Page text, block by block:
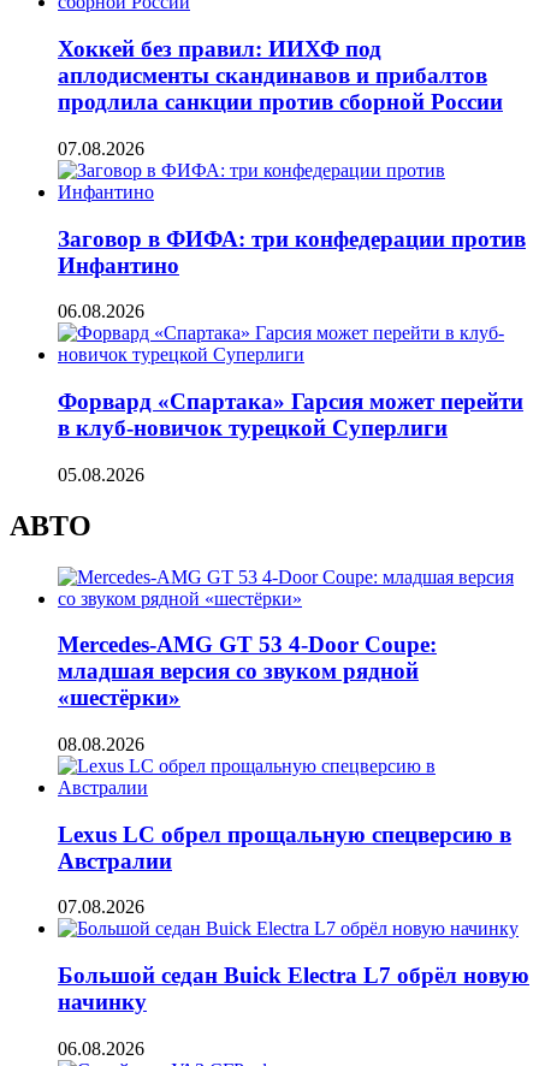
Хоккей без правил: ИИХФ под
аплодисменты скандинавов и прибалтов
продлила санкции против сборной России
07.08.2026
Заговор в ФИФА: три конфедерации против
Инфантино
06.08.2026
Форвард «Спартака» Гарсия может перейти
в клуб-новичок турецкой Суперлиги
05.08.2026
АВТО
Mercedes-AMG GT 53 4-Door Coupe:
младшая версия со звуком рядной
«шестёрки»
08.08.2026
Lexus LC обрел прощальную спецверсию в
Австралии
07.08.2026
Большой седан Buick Electra L7 обрёл новую
начинку
06.08.2026